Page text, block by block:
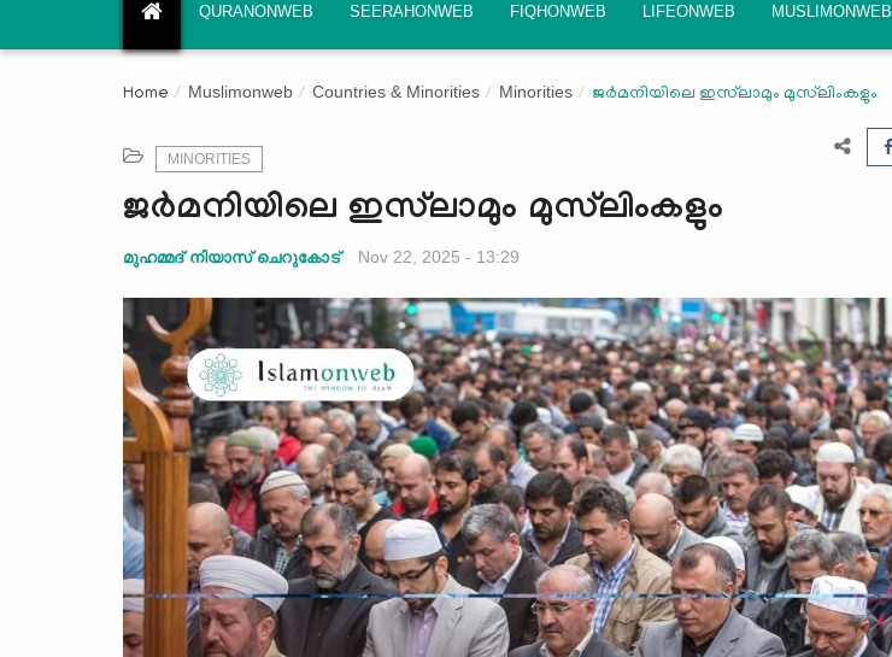
QURANONWEB SEERAHONWEB FIQHONWEB LIFEONWEB MUSLIMONWEB
Home Muslimonweb Countries & Minorities Minorities ജർമനിയിലെ ഇസ്‍ലാമും മുസ്‍ലിംകളും
MINORITIES
ജർമനിയിലെ ഇസ്‍ലാമും മുസ്‍ലിംകളും
മുഹമ്മദ് നിയാസ് ചെറുകോട് Nov 22, 2025 - 13:29